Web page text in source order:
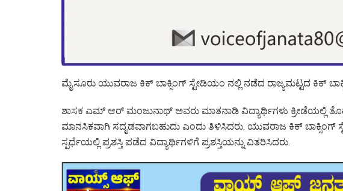
ಮೈಸೂರು ಯುವರಾಜ ಕಿಕ್ ಬಾಕ್ಸಿಂಗ್ ಸ್ಟೇಡಿಯಂ ನಲ್ಲಿ ನಡೆದ ರಾಜ್ಯಮಟ್ಟದ ಕಿಕ್
ಶಾಸಕ ಎಮ್ ಆರ್ ಮಂಜುನಾಥ್ ಅವರು ಮಾತನಾಡಿ ವಿದ್ಯಾರ್ಥಿಗಳು ಕ್ರೀಡೆಯಲ್ಲಿ
ಮಾನಸಿಕವಾಗಿ ಸದೃಡವಾಗಬಹುದು ಎಂದು ತಿಳಿಸಿದರು. ಯುವರಾಜ ಕಿಕ್ ಬಾಕ್ಸಿಂಗ್
ಸ್ಪರ್ಧೆಯಲ್ಲಿ ಪ್ರಶಸ್ತಿ ಪಡೆದ ವಿದ್ಯಾರ್ಥಿಗಳಿಗೆ ಪ್ರಶಸ್ತಿಯನ್ನು ವಿತರಿಸಿದರು.